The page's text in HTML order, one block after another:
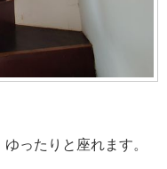
ったりと座れます。